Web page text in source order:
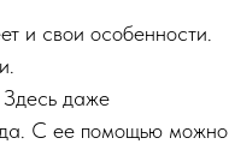
и свои особенности.
Здесь даже
С ее помощью можно